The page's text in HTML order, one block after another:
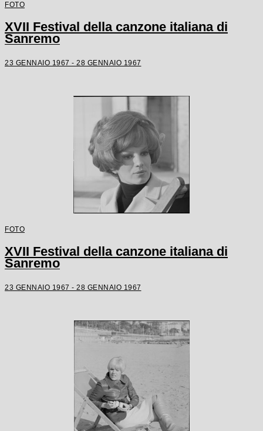
FOTO
XVII Festival della canzone italiana di
Sanremo
23 GENNAIO 1967 - 28 GENNAIO 1967
FOTO
XVII Festival della canzone italiana di
Sanremo
23 GENNAIO 1967 - 28 GENNAIO 1967